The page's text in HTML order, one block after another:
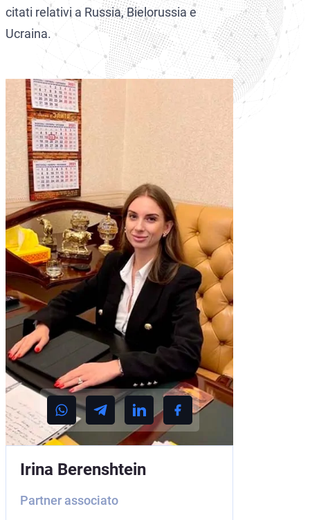
citati relativi a Russia, Bielorussia e
Ucraina.
Irina Berenshtein
Partner associato